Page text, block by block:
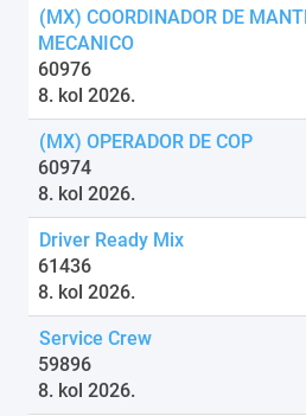
(MX) COORDINADOR DE
MECANICO
60976
8. kol 2026.
(MX) OPERADOR DE COP
60974
8. kol 2026.
Driver Ready Mix
61436
8. kol 2026.
Service Crew
59896
8. kol 2026.